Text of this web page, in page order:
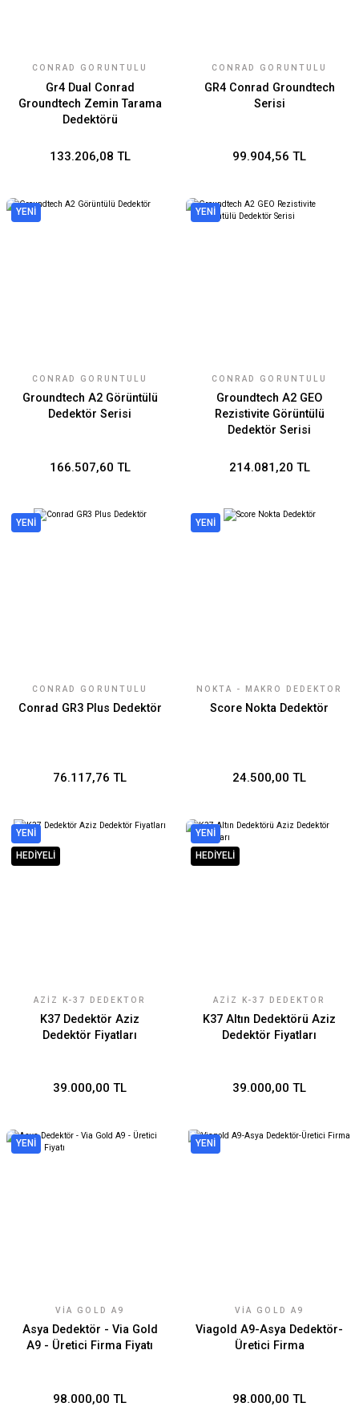
CONRAD GÖRÜNTÜLÜ
Gr4 Dual Conrad
Groundtech Zemin Tarama
Dedektörü
133.206,08 TL
CONRAD GÖRÜNTÜLÜ
GR4 Conrad Groundtech
Serisi
99.904,56 TL
YENİ
CONRAD GÖRÜNTÜLÜ
Groundtech A2 Görüntülü
Dedektör Serisi
166.507,60 TL
YENİ
CONRAD GÖRÜNTÜLÜ
Groundtech A2 GEO
Rezistivite Görüntülü
Dedektör Serisi
214.081,20 TL
YENİ
CONRAD GÖRÜNTÜLÜ
Conrad GR3 Plus Dedektör
76.117,76 TL
YENİ
NOKTA - MAKRO DEDEKTÖR
Score Nokta Dedektör
24.500,00 TL
YENİ
HEDİYELİ
AZIZ K-37 DEDEKTÖR
K37 Dedektör Aziz
Dedektör Fiyatları
39.000,00 TL
YENİ
HEDİYELİ
AZIZ K-37 DEDEKTÖR
K37 Altın Dedektörü Aziz
Dedektör Fiyatları
39.000,00 TL
YENİ
VIA GOLD A9
Asya Dedektör - Via Gold
A9 - Üretici Firma Fiyatı
98.000,00 TL
YENİ
VIA GOLD A9
Viagold A9-Asya Dedektör-
Üretici Firma
98.000,00 TL